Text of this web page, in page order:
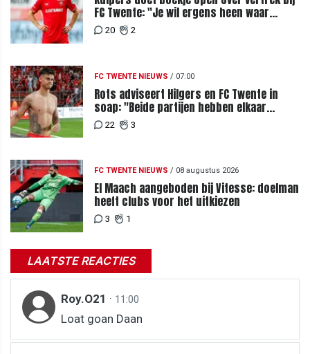
FC Twente: "Je wil ergens heen waar
mensen je waarderen"
20 2
FC TWENTE NIEUWS / 07:00
Rots adviseert Hilgers en FC Twente in
soap: "Beide partijen hebben elkaar
teleurgesteld"
22 3
FC TWENTE NIEUWS / 08 augustus 2026
El Maach aangeboden bij Vitesse: doelman
heeft clubs voor het uitkiezen
3 1
LAATSTE REACTIES
Roy.O21 · 11:00
Loat goan Daan